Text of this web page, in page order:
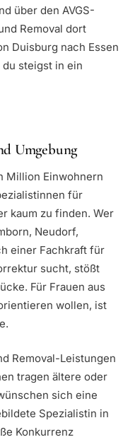
über den AVGS-
Removal dort
Duisburg nach Essen
steigst in ein
Umgebung
Million Einwohnern
für
kaum zu finden. Wer
Neudorf,
einer Fachkraft für
sucht, stößt
Für Frauen aus
wollen, ist
Removal-Leistungen
tragen ältere oder
sich eine
Spezialistin in
Konkurrenz